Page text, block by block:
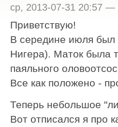
ср, 2013-07-31 20:57 —
Приветствую!
В середине июля был
Нигера). Маток была
паяльного
Все как положено -
Теперь небольшое
Вот отписался я про